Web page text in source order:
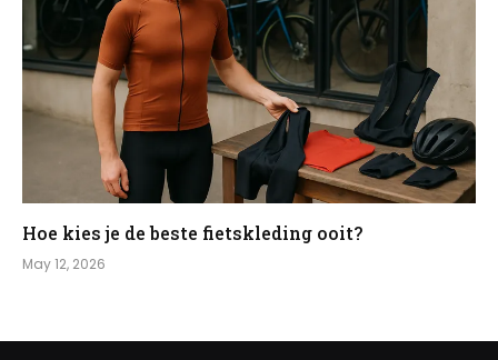
Hoe kies je de beste fietskleding ooit?
May 12, 2026